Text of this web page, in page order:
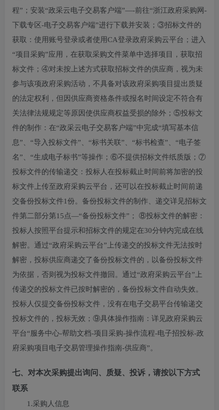
程”；安装“政采云电子交易客户端”—-前往“浙江政府采购网-
下载专区-电子交易客户端”进行下载并安装；③招标文件的
获取：使用账号登录或者使用CA登录政府采购云平台；进入
“项目采购”应用，在获取采购文件菜单中选择项目，获取招
标文件；④对未按上述方式获取招标文件的供应商，视为未
参与该项政府采购活动，不具备对该政府采购项目提出质疑
的法定权利，但因供应商资格条件或报名时间设定不符合有
关法律法规规定等原因使供应商权益受损的除外；⑤投标文
件的制作：在“政采云电子交易客户端”中完成“填写基本信
息”、“导入投标文件”、“标书关联”、“标书检查”、“电子签
名”、“生成电子标书”等操作；⑥不提供招标文件纸质版；⑦
投标文件的传输递交：投标人在投标截止时间前将加密的投
标文件上传至政府采购云平台，还可以在投标截止时间前递
交备份投标文件1份。备份投标文件的制作、递交详见招标文
件第二部分第15点—“备份投标文件”； ⑧投标文件的解密：
投标人按照平台提示和招标文件的规定在30分钟内完成在线
解密。通过“政府采购云平台”上传递交的投标文件无法按时
解密，投标供应商递交了备份投标文件的，以备份投标文件
为依据，否则视为投标文件撤回。通过“政府采购云平台”上
传递交的投标文件已按时解密的，备份投标文件自动失效。
投标人仅提交备份投标文件，没有在电子交易平台传输递交
投标文件的，投标无效；⑨具体操作指南：详见政府采购云
平台“服务中心-帮助文档-项目采购-操作流程-电子招投标-政
府采购项目电子交易管理操作指南-供应商”。
七、对本次采购提出询问、质疑、投诉，请按以下方式
联系
1.采购人信息